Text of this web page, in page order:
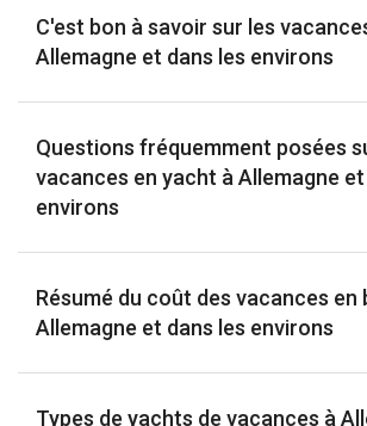
C'est bon à savoir sur les
Allemagne et dans les environs
Questions fréquemment posées
vacances en yacht à Allemagne
environs
Résumé du coût des vacances en
Allemagne et dans les environs
Types de yachts de vacances à